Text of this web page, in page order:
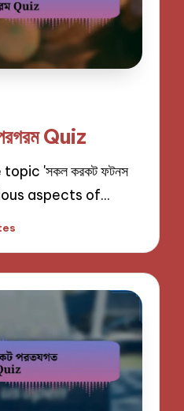
Quiz
'সকল করকট ফটনস
aspects of…